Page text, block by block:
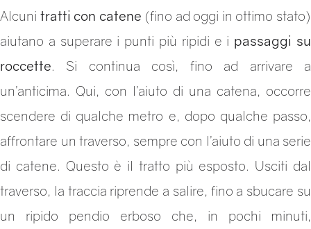
Alcuni tratti con catene (fino ad oggi in ottimo stato)
aiutano a superare i punti più ripidi e i passaggi su
roccette. Si continua così, fino ad arrivare a
un’anticima. Qui, con l’aiuto di una catena, occorre
scendere di qualche metro e, dopo qualche passo,
affrontare un traverso, sempre con l’aiuto di una serie
di catene. Questo è il tratto più esposto. Usciti dal
traverso, la traccia riprende a salire, fino a sbucare su
un ripido pendio erboso che, in pochi minuti,